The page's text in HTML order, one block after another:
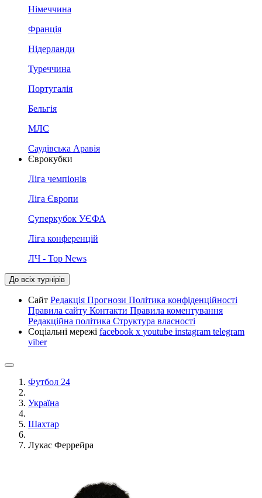
Німеччина
Франція
Нідерланди
Туреччина
Португалія
Бельгія
МЛС
Саудівська Аравія
Єврокубки
Ліга чемпіонів
Ліга Європи
Суперкубок УЄФА
Ліга конференцій
ЛЧ - Top News
До всіх турнірів
Сайт Редакція Прогнози Політика конфіденційності
Правила сайту Контакти Правила коментування
Редакційна політика Структура власності
Соціальні мережі facebook x youtube instagram telegram
viber
Футбол 24
Україна
Шахтар
Лукас Феррейра